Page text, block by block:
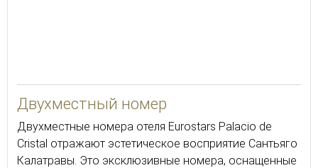
Двухместный номер
Двухместные номера отеля Eurostars Palacio de
Cristal отражают эстетическое восприятие Сантьяго
Калатравы. Это эксклюзивные номера, оснащенные